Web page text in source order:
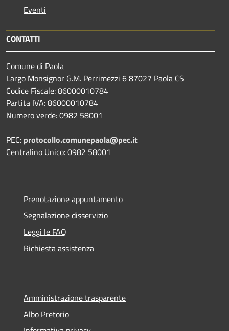
Eventi
CONTATTI
Comune di Paola
Largo Monsignor G.M. Perrimezzi 6 87027 Paola CS
Codice Fiscale: 86000010784
Partita IVA: 86000010784
Numero verde: 0982 58001
PEC: protocollo.comunepaola@pec.it
Centralino Unico: 0982 58001
Prenotazione appuntamento
Segnalazione disservizio
Leggi le FAQ
Richiesta assistenza
Amministrazione trasparente
Albo Pretorio